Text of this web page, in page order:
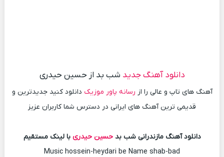
دانلود آهنگ جدید شب بد از حسین حیدری
آهنگ های تاپ و عالی را از رسانه پاور موزیک دانلود کنید جدیدترین و
قدیمی ترین آهنگ های ایرانی در دسترس شما کاربران عزیز
دانلود آهنگ مازندرانی شب بدحسین حیدری با لینک مستقیم
Music hossein-heydari be Name shab-bad